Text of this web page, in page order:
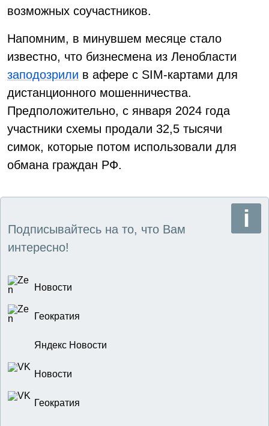
возможных соучастников.
Напомним, в минувшем месяце стало
известно, что бизнесмена из Ленобласти
заподозрили в афере с SIM-картами для
дистанционного мошенничества.
Предположительно, с января 2024 года
участники схемы продали 32,5 тысячи
симок, которые потом использовали для
обмана граждан РФ.
Подписывайтесь на то, что Вам
интересно!
Новости
Геократия
Яндекс Новости
Новости
Геократия